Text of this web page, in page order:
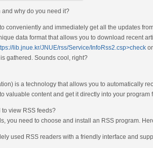
why do you need it?
conveniently and immediately get all the updates
data format that allows you to download recent
lib.jnue.kr/JNUE/rss/Service/InfoRss2.csp>check
gathered. Sounds cool, right?
is a technology that allows you to automatically
valuable content and get it directly into your
view RSS feeds?
you need to choose and install an RSS program.
used RSS readers with a friendly interface and